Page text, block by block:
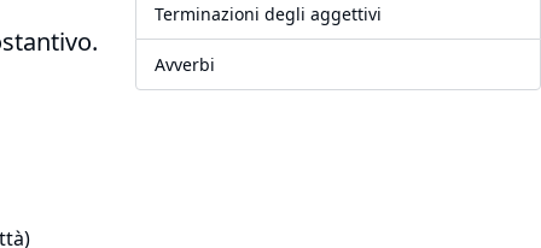
Terminazioni degli aggettivi
Avverbi